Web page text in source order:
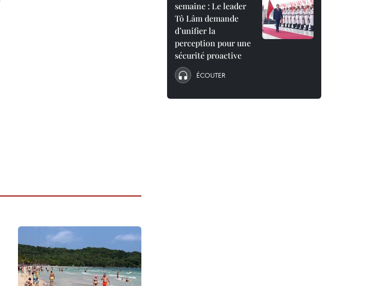
semaine : Le leader
Tô Lâm demande
d’unifier la
perception pour une
sécurité proactive
ÉCOUTER